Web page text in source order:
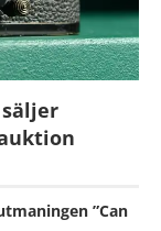
”Can